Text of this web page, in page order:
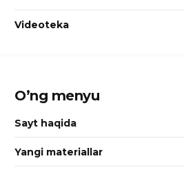
Videoteka
O’ng menyu
Sayt haqida
Yangi materiallar